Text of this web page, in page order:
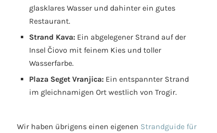
glasklares Wasser und dahinter ein gutes
Restaurant.
Strand Kava: Ein abgelegener Strand auf der
Insel Čiovo mit feinem Kies und toller
Wasserfarbe.
Plaza Seget Vranjica: Ein entspannter Strand
im gleichnamigen Ort westlich von Trogir.
Wir haben übrigens einen eigenen Strandguide für